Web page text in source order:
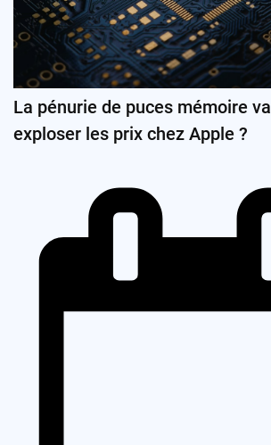
La pénurie de puces mémoire
exploser les prix chez Apple ?